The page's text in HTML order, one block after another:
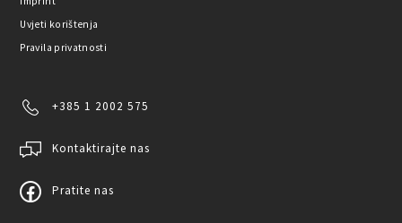
Uvjeti korištenja
Pravila privatnosti
+385 1 2002 575
Kontaktirajte nas
Pratite nas